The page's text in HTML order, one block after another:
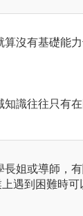
沒有基礎能
知識往往只有
姐或導師，
遇到困難時可